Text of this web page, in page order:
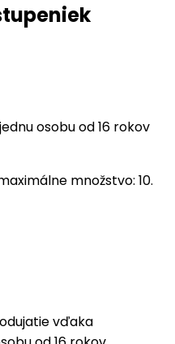
osobu od 16 rokov
množstvo: 10.
vďaka